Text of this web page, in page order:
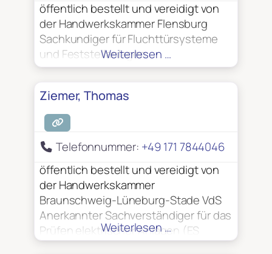
öffentlich bestellt und vereidigt von
der Handwerkskammer Flensburg
Sachkundiger für Fluchttürsysteme
und Feststellanlagen
Weiterlesen …
Ziemer, Thomas
Telefonnummer: +49 171 7844046
öffentlich bestellt und vereidigt von
der Handwerkskammer
Braunschweig-Lüneburg-Stade VdS
Anerkannter Sachverständiger für das
Prüfen elektrischer Anlagen (ES
26037)
Weiterlesen …